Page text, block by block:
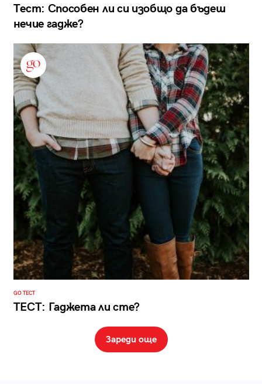
Тест: Способен ли си изобщо да бъдеш
нечие гадже?
GO ТЕСТ
ТЕСТ: Гаджета ли сте?
Зареди още